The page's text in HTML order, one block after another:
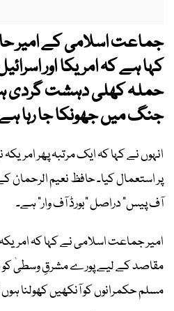
جماعت اسلامی کے امیر
کہا ہے کہ امریکا اور
حملہ کھلی دہشت گردی
جنگ میں جھونکا جا رہا
انہوں نے کہا کہ ایک مرتبہ پھر
پر استعمال کیا۔ حافظ نعیم الرحمان
آف پیس” دراصل “بورڈ آف وار” ہے۔
امیر جماعت اسلامی نے کہا کہ
مقاصد کے لیے پورے مشرقِ وسطیٰ
مسلم حکمرانوں کو آنکھیں کھولنا